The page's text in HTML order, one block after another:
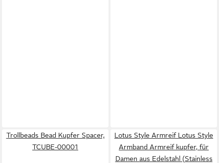
Trollbeads Bead Kupfer Spacer,
TCUBE-00001
Lotus Style Armreif Lotus Style
Armband Armreif kupfer, für
Damen aus Edelstahl (Stainless